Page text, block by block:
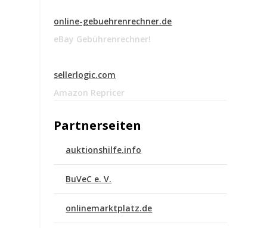
online-gebuehrenrechner.de
eBay Gebührenrechner!
sellerlogic.com
Amazon Repricer
Partnerseiten
auktionshilfe.info
BuVeC e. V.
onlinemarktplatz.de